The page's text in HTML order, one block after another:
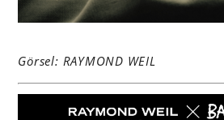
Görsel: RAYMOND WEIL